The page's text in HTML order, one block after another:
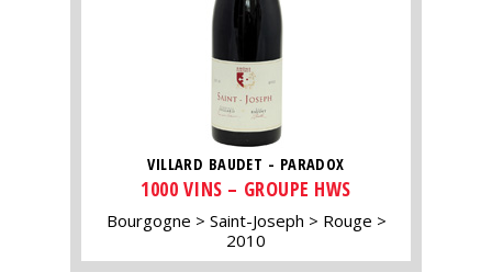
VILLARD BAUDET - PARADOX
1000 VINS – GROUPE HWS
Bourgogne Saint-Joseph
Rouge
2010